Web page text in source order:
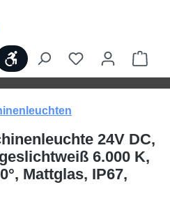
Werkzeugleiste anzeigen
24V DC,
6.000 K,
Mattglas, IP67,